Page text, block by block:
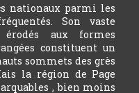
nationaux parmi les
Son vaste
aux formes
constituent un
sommets des grès
la région de Page
, bien moins